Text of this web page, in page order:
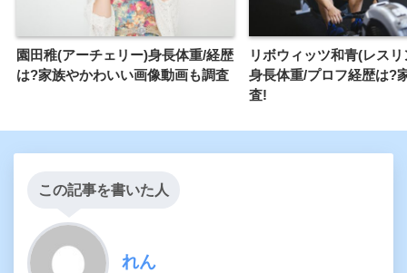
園田稚(アーチェリー)身長体重/経歴
は?家族やかわいい画像動画も調査
リボウィッツ和青(レス
身長体重/プロフ経歴は?
査!
この記事を書いた人
れん